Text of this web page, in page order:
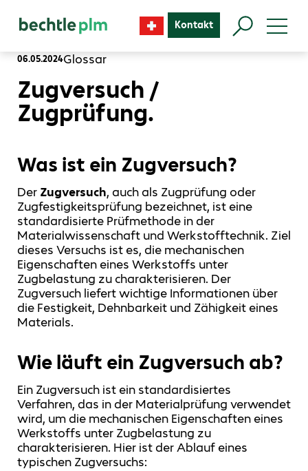
Kontakt
06.05.2024Glossar
Zugversuch /
Zugprüfung.
Was ist ein Zugversuch?
Der Zugversuch, auch als Zugprüfung oder
Zugfestigkeitsprüfung bezeichnet, ist eine
standardisierte Prüfmethode in der
Materialwissenschaft und Werkstofftechnik. Ziel
dieses Versuchs ist es, die mechanischen
Eigenschaften eines Werkstoffs unter
Zugbelastung zu charakterisieren. Der
Zugversuch liefert wichtige Informationen über
die Festigkeit, Dehnbarkeit und Zähigkeit eines
Materials.
Wie läuft ein Zugversuch ab?
Ein Zugversuch ist ein standardisiertes
Verfahren, das in der Materialprüfung verwendet
wird, um die mechanischen Eigenschaften eines
Werkstoffs unter Zugbelastung zu
charakterisieren. Hier ist der Ablauf eines
typischen Zugversuchs: